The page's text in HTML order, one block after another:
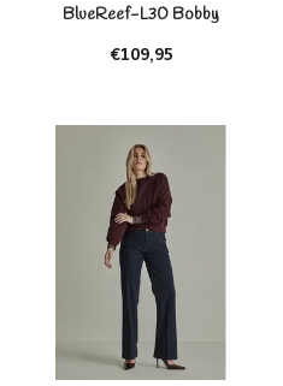
BlueReef-L30 Bobby
€109,95